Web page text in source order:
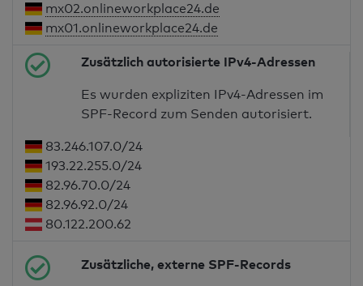
mx02.onlineworkplace24.de
mx01.onlineworkplace24.de
Zusätzlich autorisierte IPv4-Adressen
Es wurden expliziten IPv4-Adressen im
SPF-Record zum Senden autorisiert.
83.246.107.0/24
193.22.255.0/24
82.96.70.0/24
82.96.92.0/24
80.122.200.62
Zusätzliche, externe SPF-Records